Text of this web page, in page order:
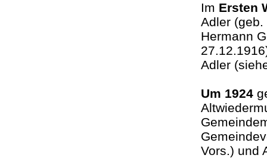
Im Ersten
Adler
Hermann
Adler
Um 1924
Vors.) und